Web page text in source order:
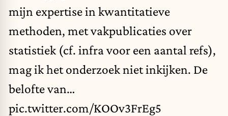
mijn expertise in kwantitatieve
methoden, met vakpublicaties over
statistiek (cf. infra voor een aantal refs),
mag ik het onderzoek niet inkijken. De
belofte van…
pic.twitter.com/KOOv3FrEg5